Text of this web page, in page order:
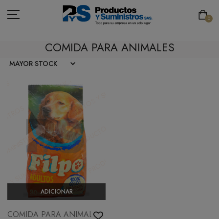
0
PAPELERÍA
CAFETERÍA
SEGURIDAD INDUSTRIAL
TECNOLOGÍA
MOBILIARIO
EMBALAJE
COMIDA PARA ANIMALES
ADICIONAR
COMIDA PARA ANIMALES